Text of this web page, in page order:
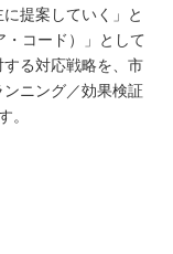
提案していく」と
・コード）」として
る対応戦略を、市
ニング／効果検証
。